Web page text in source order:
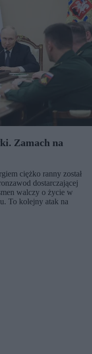
Zamach na
ciężko ranny został
dostarczającej
walczy o życie w
To kolejny atak na